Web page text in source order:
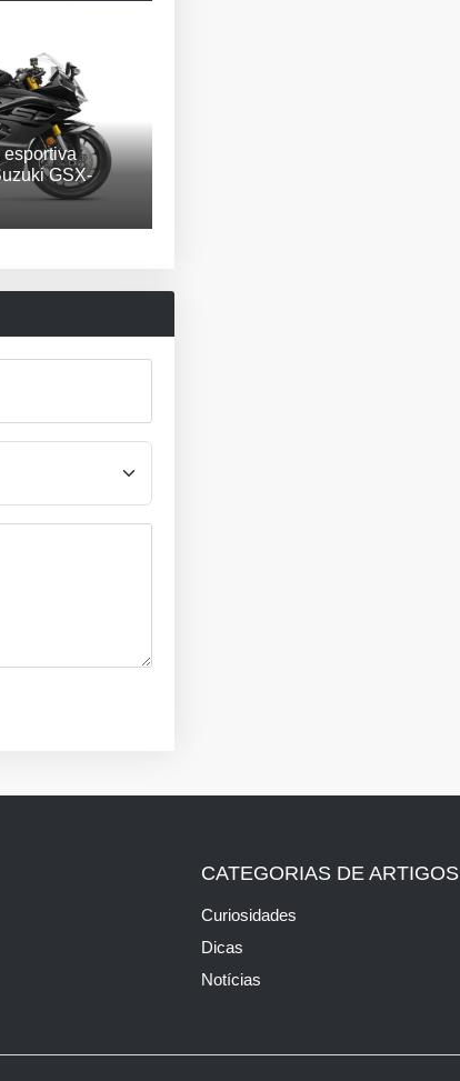
GSX-
CATEGORIAS DE ARTIGOS
Curiosidades
Dicas
Notícias